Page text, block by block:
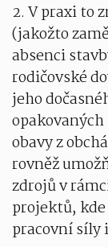
2. V praxi to
(jakožto
absenci
rodičovské
jeho
obavy z
rovněž
zdrojů v
projektů,
pracovní síly